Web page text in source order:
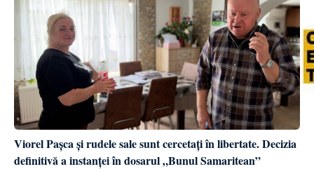
Viorel Pașca și rudele sale sunt cercetați în libertate. Decizia
definitivă a instanței în dosarul „Bunul Samaritean”